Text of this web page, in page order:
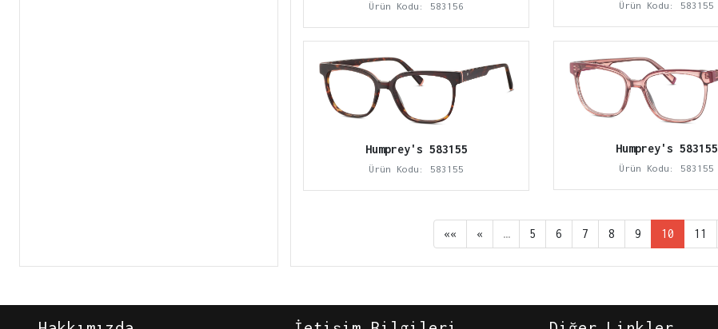
Ürün Kodu: 583156 Ürün Kodu: 583155
Humprey's 583155
Ürün Kodu: 583155
Humprey's 583155
Ürün Kodu: 583155
«« « … 5 6 7 8 9 10 11